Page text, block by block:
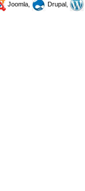
Joomla, Drupal,